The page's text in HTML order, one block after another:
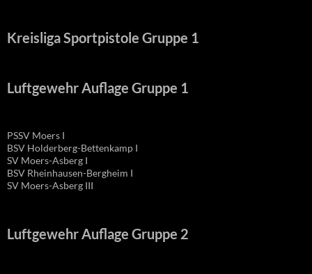
Kreisliga Sportpistole Gruppe 1
Luftgewehr Auflage Gruppe 1
PSSV Moers I
BSV Holderberg-Bettenkamp I
SV Moers-Asberg I
BSV Rheinhausen-Bergheim I
SV Moers-Asberg III
Luftgewehr Auflage Gruppe 2